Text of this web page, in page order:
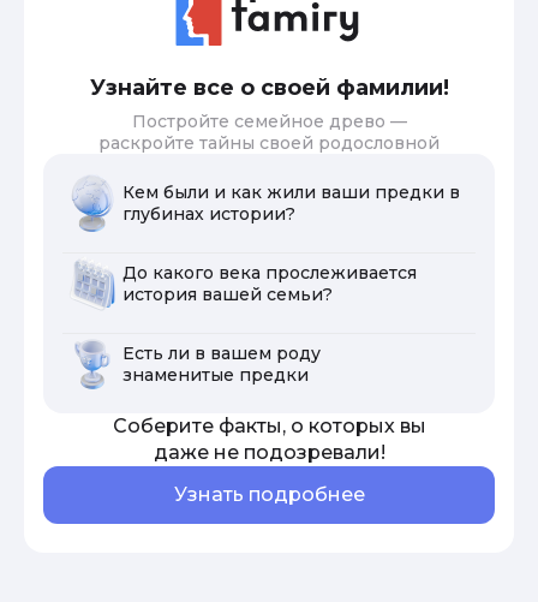
Узнайте все о своей фамилии!
Постройте семейное древо —
раскройте тайны своей родословной
Кем были и как жили ваши предки в
глубинах истории?
До какого века прослеживается
история вашей семьи?
Есть ли в вашем роду
знаменитые предки
Соберите факты, о которых вы
даже не подозревали!
Узнать подробнее